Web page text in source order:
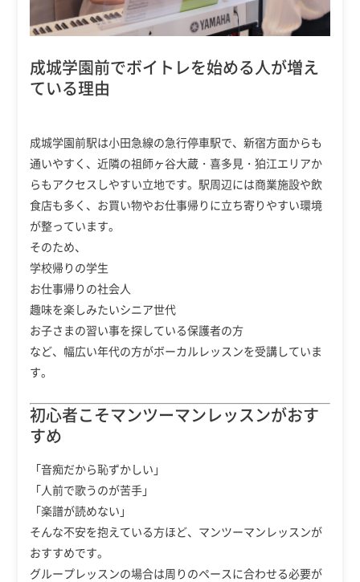
成城学園前でボイトレを始める人が増え
ている理由
成城学園前駅は小田急線の急行停車駅で、新宿方面からも
通いやすく、近隣の祖師ヶ谷大蔵・喜多見・狛江エリアか
らもアクセスしやすい立地です。駅周辺には商業施設や飲
食店も多く、お買い物やお仕事帰りに立ち寄りやすい環境
が整っています。
そのため、
学校帰りの学生
お仕事帰りの社会人
趣味を楽しみたいシニア世代
お子さまの習い事を探している保護者の方
など、幅広い年代の方がボーカルレッスンを受講していま
す。
初心者こそマンツーマンレッスンがおす
すめ
「音痴だから恥ずかしい」
「人前で歌うのが苦手」
「楽譜が読めない」
そんな不安を抱えている方ほど、マンツーマンレッスンが
おすすめです。
グループレッスンの場合は周りのペースに合わせる必要が